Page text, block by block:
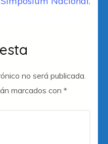
no será publicada.
marcados con *